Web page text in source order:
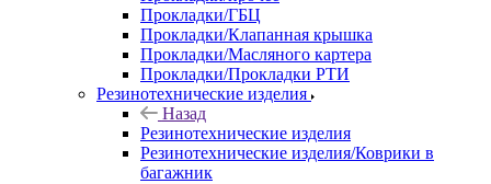
Прокладки/ГБЦ
Прокладки/Клапанная крышка
Прокладки/Масляного картера
Прокладки/Прокладки РТИ
Резинотехнические изделия
Назад
Резинотехнические изделия
Резинотехнические изделия/Коврики в
багажник